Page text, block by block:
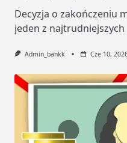
Decyzja o zakończeniu
jeden z najtrudniejszych
Admin_bankk Cze 10,